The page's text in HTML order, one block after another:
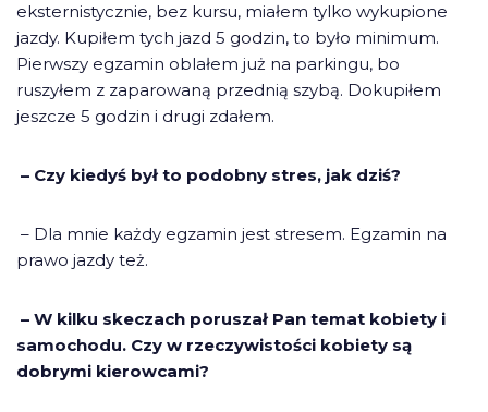
eksternistycznie, bez kursu, miałem tylko wykupione
jazdy. Kupiłem tych jazd 5 godzin, to było minimum.
Pierwszy egzamin oblałem już na parkingu, bo
ruszyłem z zaparowaną przednią szybą. Dokupiłem
jeszcze 5 godzin i drugi zdałem.
– Czy kiedyś był to podobny stres, jak dziś?
– Dla mnie każdy egzamin jest stresem. Egzamin na
prawo jazdy też.
– W kilku skeczach poruszał Pan temat kobiety i
samochodu. Czy w rzeczywistości kobiety są
dobrymi kierowcami?